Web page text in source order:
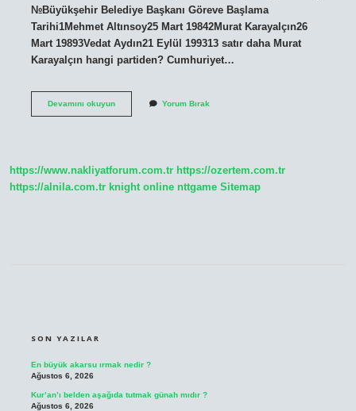
№Büyükşehir Belediye Başkanı Göreve Başlama
Tarihi1Mehmet Altınsoy25 Mart 19842Murat Karayalçın26
Mart 19893Vedat Aydın21 Eylül 199313 satır daha Murat
Karayalçın hangi partiden? Cumhuriyet…
Devamını okuyunHikmet
Yorum Bırak
https://www.nakliyatforum.com.tr https://ozertem.com.tr
https://alnila.com.tr knight online nttgame Sitemap
SON YAZILAR
En büyük akarsu ırmak nedir ?
Ağustos 6, 2026
Kur’an’ı belden aşağıda tutmak günah mıdır ?
Ağustos 6, 2026